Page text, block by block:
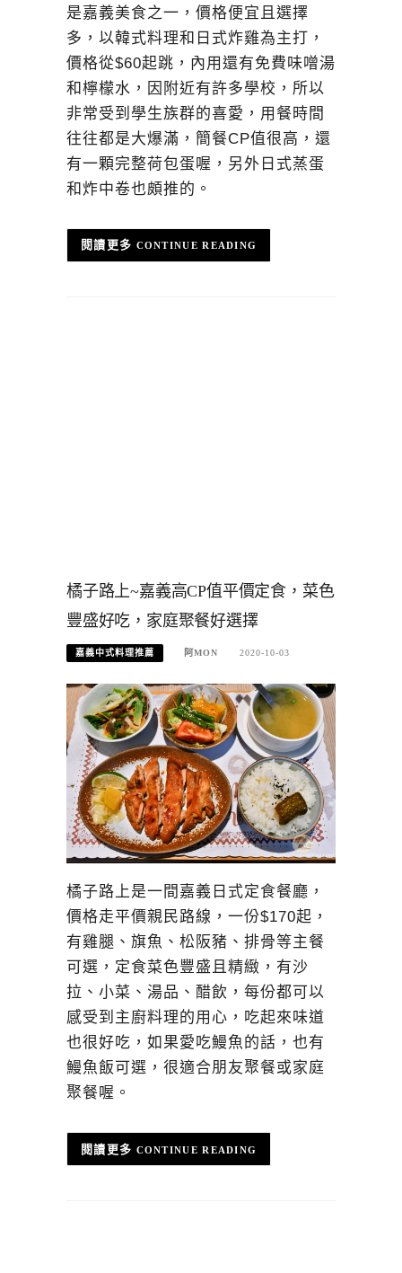
是嘉義美食之一，價格便宜且選擇
多，以韓式料理和日式炸雞為主打，
價格從$60起跳，內用還有免費味噌湯
和檸檬水，因附近有許多學校，所以
非常受到學生族群的喜愛，用餐時間
往往都是大爆滿，簡餐CP值很高，還
有一顆完整荷包蛋喔，另外日式蒸蛋
和炸中卷也頗推的。
CONTINUE READING
橘子路上~嘉義高CP值平價定食，菜色
豐盛好吃，家庭聚餐好選擇
嘉義中式料理推薦 阿MON 2020-10-03
橘子路上是一間嘉義日式定食餐廳，
價格走平價親民路線，一份$170起，
有雞腿、旗魚、松阪豬、排骨等主餐
可選，定食菜色豐盛且精緻，有沙
拉、小菜、湯品、醋飲，每份都可以
感受到主廚料理的用心，吃起來味道
也很好吃，如果愛吃鰻魚的話，也有
鰻魚飯可選，很適合朋友聚餐或家庭
聚餐喔。
CONTINUE READING